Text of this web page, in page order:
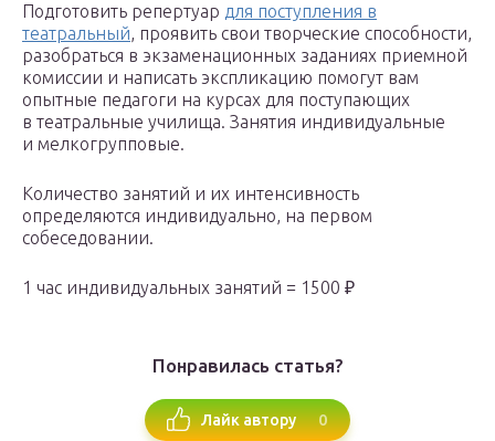
Подготовить репертуар для поступления в
театральный, проявить свои творческие способности,
разобраться в экзаменационных заданиях приемной
комиссии и написать экспликацию помогут вам
опытные педагоги на курсах для поступающих
в театральные училища. Занятия индивидуальные
и мелкогрупповые.
Количество занятий и их интенсивность
определяются индивидуально, на первом
собеседовании.
1 час индивидуальных занятий = 1500 ₽
Понравилась статья?
Лайк автору 0